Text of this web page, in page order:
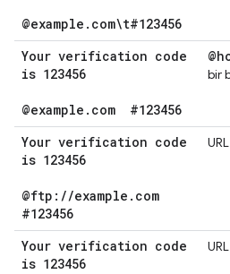
@example . com\t#123456
Your verification code
is 123456
@example . com #123456
bir
Your verification code
is 123456
@ftp: //example . com
#123456
Your verification code
is 123456